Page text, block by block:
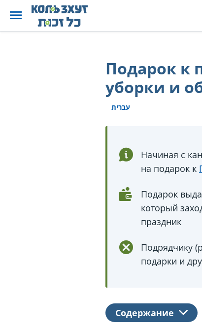
Подарок к
уборки и
עברית
Начиная с
на подарок к
Подарок
который
праздник
Подрядчику
подарки и
Содержание